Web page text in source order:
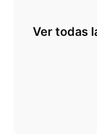
Ver todas